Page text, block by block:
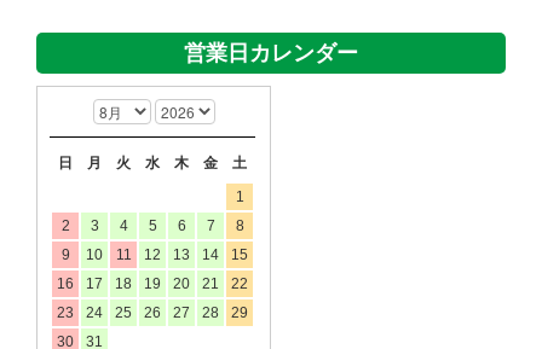
営業日カレンダー
日 月 火 水 木 金 土
1
2
3 4 5 6 7
8
9
10 11 12 13 14
15
16
17 18 19 20 21
22
23
24 25 26 27 28
29
30
31